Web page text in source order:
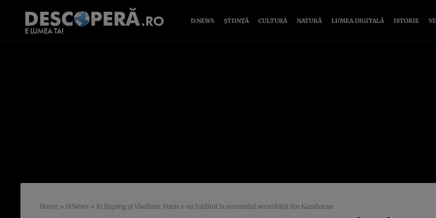
D:NEWS ȘTIINȚĂ CULTURĂ NATURĂ LUMEA DIGITALĂ ISTORIE
Home » D:News » Xi Jinping și Vladimir Putin s-au întâlnit la summitul securității din Kazahstan